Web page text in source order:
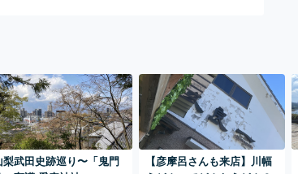
梨武田史跡巡り〜「鬼門
【彦摩呂さんも来店】川幅